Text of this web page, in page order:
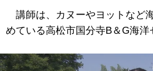
講師は、カヌーやヨットなど
めている高松市国分寺B＆G海洋